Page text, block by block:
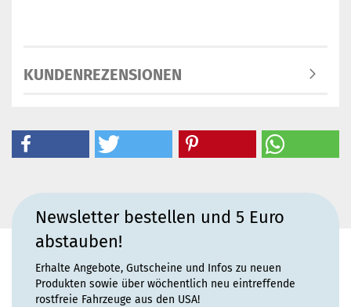
KUNDENREZENSIONEN
Newsletter bestellen und 5 Euro
abstauben!
Erhalte Angebote, Gutscheine und Infos zu neuen
Produkten sowie über wöchentlich neu eintreffende
rostfreie Fahrzeuge aus den USA!